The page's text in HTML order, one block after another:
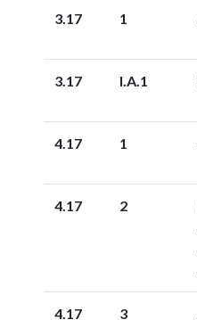
3.17 1
3.17 I.A.1
4.17 1
4.17 2
4.17 3